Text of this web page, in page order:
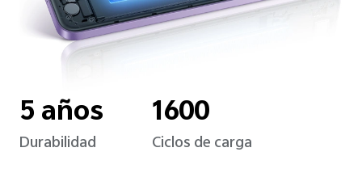
5 años
Durabilidad
1600
Ciclos de carga